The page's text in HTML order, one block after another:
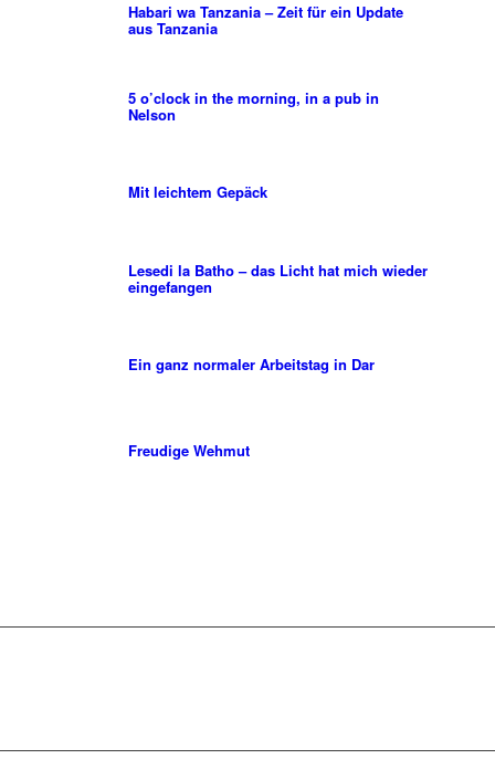
Habari wa Tanzania – Zeit für ein Update
aus Tanzania
5 o’clock in the morning, in a pub in
Nelson
Mit leichtem Gepäck
Lesedi la Batho – das Licht hat mich wieder
eingefangen
Ein ganz normaler Arbeitstag in Dar
Freudige Wehmut